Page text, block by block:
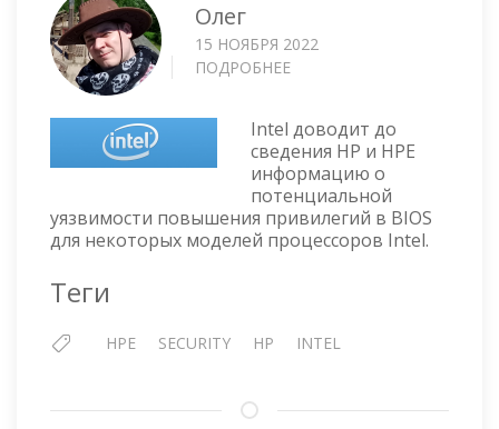
Олег
15 НОЯБРЯ 2022
ПОДРОБНЕЕ
СЕРВЕРАХ
HPE
PROLIANT
BL/DL/ML
—
(CVE-
2022-
SUPERMICRO
Intel доводит до
сведения HP и HPE
информацию о
потенциальной
уязвимости повышения привилегий в BIOS
для некоторых моделей процессоров Intel.
Теги
HPE SECURITY HP INTEL